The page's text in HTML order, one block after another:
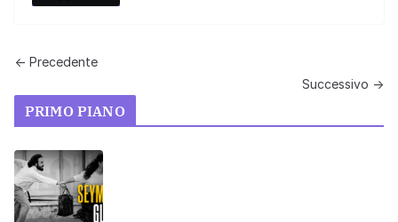
← Precedente
Successivo →
PRIMO PIANO